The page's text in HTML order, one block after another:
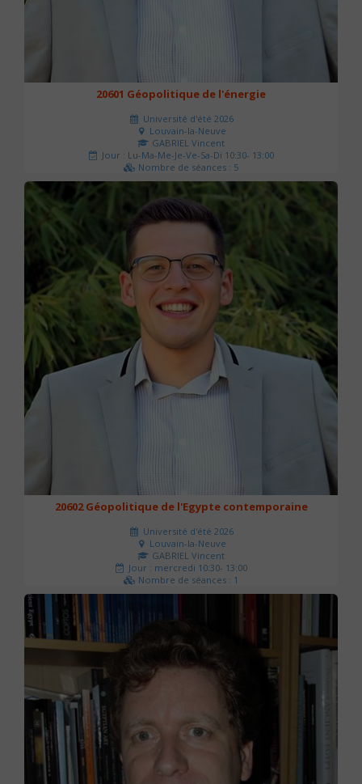
20601 Géopolitique de l'énergie
Université d'été 2026
Louvain-la-Neuve
GABRIEL Vincent
Jour : Lu-Ma-Me-Je-Ve-Sa-Di 10:30- 13:00
Nombre de séances : 5
120 €
20602 Géopolitique de l'Egypte contemporaine
Université d'été 2026
Louvain-la-Neuve
GABRIEL Vincent
Jour : mercredi 10:30- 13:00
Nombre de séances : 1
21 €